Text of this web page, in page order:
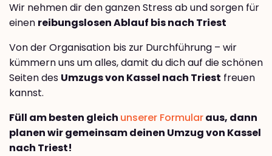
Wir nehmen dir den ganzen Stress ab und sorgen für
einen reibungslosen Ablauf bis nach Triest
Von der Organisation bis zur Durchführung – wir
kümmern uns um alles, damit du dich auf die schönen
Seiten des Umzugs von Kassel nach Triest freuen
kannst.
Füll am besten gleich unserer Formularaus, dann
planen wir gemeinsam deinen Umzug von Kassel
nach Triest!